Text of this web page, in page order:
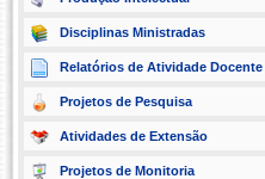
Disciplinas Ministradas
Relatórios de Atividade Docente
Projetos de Pesquisa
Atividades de Extensão
Projetos de Monitoria